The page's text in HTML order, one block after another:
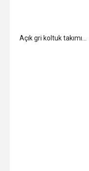
Açık gri koltuk takımı…